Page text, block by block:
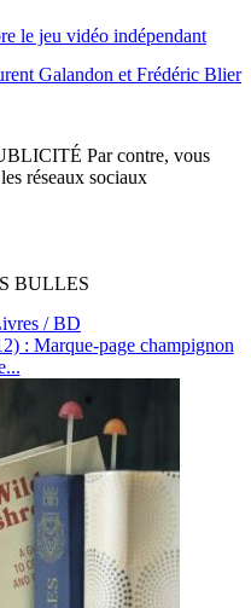
le jeu vidéo indépendant
Galandon et Frédéric Blier
Par contre, vous
réseaux sociaux
BULLES
/ BD
: Marque-page champignon